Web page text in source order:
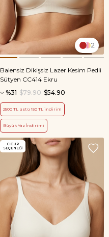
2
Balensiz Dikişsiz Lazer Kesim Pedli
Sütyen CC414 Ekru
%31
$54.90
$79.90
2500 TL üstü 150 TL indirim
Büyük Yaz İndirimi
C CUP
SEÇENEĞI